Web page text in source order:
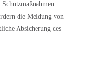
die Meldung von
Absicherung des